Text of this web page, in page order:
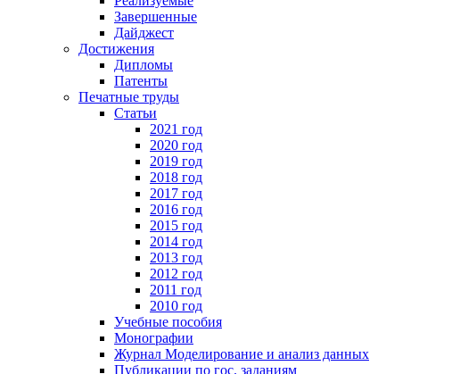
Завершенные
Дайджест
Достижения
Дипломы
Патенты
Печатные труды
Статьи
2021 год
2020 год
2019 год
2018 год
2017 год
2016 год
2015 год
2014 год
2013 год
2012 год
2011 год
2010 год
Учебные пособия
Монографии
Журнал Моделирование и анализ данных
Публикации по гос. заданиям